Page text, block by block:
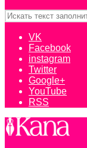
VK
Facebook
instagram
Twitter
Google+
YouTube
RSS